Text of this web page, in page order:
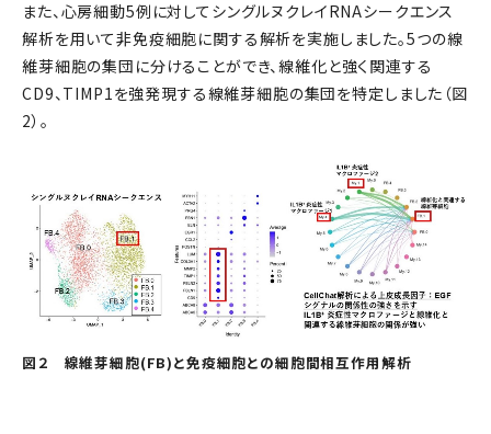
また、心房細動5例に対してシングルヌクレイRNAシークエンス
解析を用いて非免疫細胞に関する解析を実施しました。5つの線
維芽細胞の集団に分けることができ、線維化と強く関連する
CD9、TIMP1を強発現する線維芽細胞の集団を特定しました（図
2）。
図２ 線維芽細胞(FB)と免疫細胞との細胞間相互作用解析